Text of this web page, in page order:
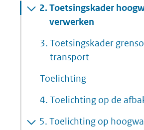
2.Toetsingskader
verwerken
3. Toetsingskader
transport
Toelichting
4. Toelichting op de
5. Toelichting op